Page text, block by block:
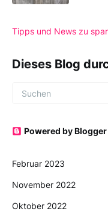
Tipps und News zu
Dieses Blog
Powered by Blogger
Februar 2023
November 2022
Oktober 2022